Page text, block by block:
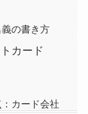
の書き方
カード
カード会社